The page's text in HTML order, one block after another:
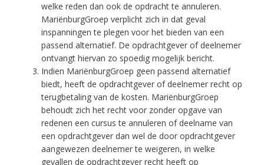
welke reden dan ook de opdracht te annuleren.
MariënburgGroep verplicht zich in dat geval
inspanningen te plegen voor het bieden van een
passend alternatief. De opdrachtgever of deelnemer
ontvangt hiervan zo spoedig mogelijk bericht.
Indien MariënburgGroep geen passend alternatief
biedt, heeft de opdrachtgever of deelnemer recht op
terugbetaling van de kosten. MariënburgGroep
behoudt zich het recht voor zonder opgave van
redenen een cursus te annuleren of deelname van
een opdrachtgever dan wel de door opdrachtgever
aangewezen deelnemer te weigeren, in welke
gevallen de opdrachtgever recht heeft op